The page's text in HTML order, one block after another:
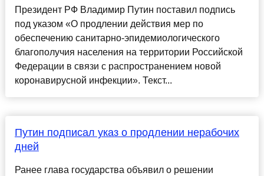
Президент РФ Владимир Путин поставил подпись
под указом «О продлении действия мер по
обеспечению санитарно-эпидемиологического
благополучия населения на территории Российской
Федерации в связи с распространением новой
коронавирусной инфекции». Текст...
Путин подписал указ о продлении нерабочих
дней
Ранее глава государства объявил о решении